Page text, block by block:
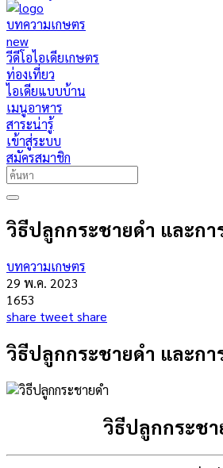
บทความเกษตร
new
วีดีโอไอเดียเกษตร
ท่องเที่ยว
ไอเดียแบบบ้าน
เมนูอาหาร
สาระน่ารู้
เข้าสู่ระบบ
สมัครสมาชิก
วิธีปลูกกระชายดำ และกา
บทความเกษตร
29 พ.ค. 2023
1653
share tweet share
วิธีปลูกกระชายดำ และกา
วิธีปลูกกระชา